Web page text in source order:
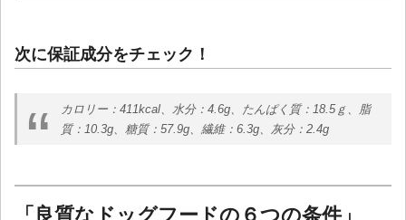
次に保証成分をチェック！
カロリー：411kcal、水分：4.6g、たんぱく質：18.5ｇ、脂
質：10.3g、糖質：57.9g、繊維：6.3g、灰分：2.4g
「良質なドッグフードの６つの条件」